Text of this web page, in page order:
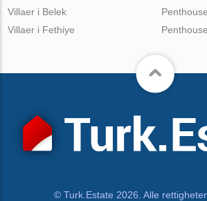
Villaer i Belek
Villaer i Fethiye
© Turk.Estate 2026. Alle